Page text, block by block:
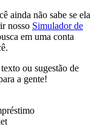
ainda não sabe se ela
nosso Simulador de
em uma conta
ou sugestão de
a gente!